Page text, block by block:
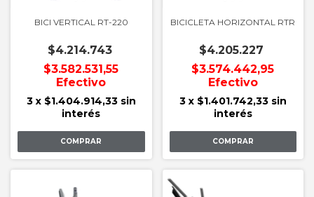
BICI VERTICAL RT-220
$4.214.743
$3.582.531,55
Efectivo
3 x $1.404.914,33 sin
interés
BICICLETA HORIZONTAL RTR
$4.205.227
$3.574.442,95
Efectivo
3 x $1.401.742,33 sin
interés